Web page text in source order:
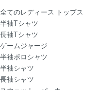
全てのレディース トップス
半袖Tシャツ
長袖Tシャツ
ゲームジャージ
半袖ポロシャツ
半袖シャツ
長袖シャツ